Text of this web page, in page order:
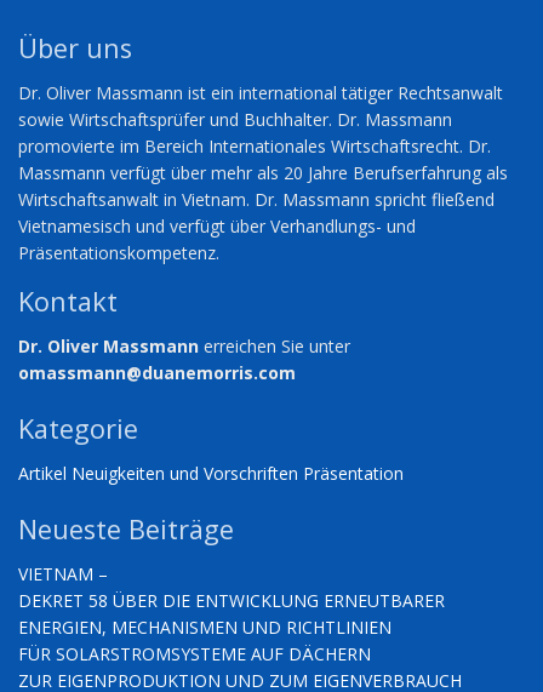
Über uns
Dr. Oliver Massmann ist ein international tätiger Rechtsanwalt
sowie Wirtschaftsprüfer und Buchhalter. Dr. Massmann
promovierte im Bereich Internationales Wirtschaftsrecht. Dr.
Massmann verfügt über mehr als 20 Jahre Berufserfahrung als
Wirtschaftsanwalt in Vietnam. Dr. Massmann spricht fließend
Vietnamesisch und verfügt über Verhandlungs- und
Präsentationskompetenz.
Kontakt
Dr. Oliver Massmann erreichen Sie unter
omassmann@duanemorris.com
Kategorie
Artikel Neuigkeiten und Vorschriften Präsentation
Neueste Beiträge
VIETNAM –
DEKRET 58 ÜBER DIE ENTWICKLUNG ERNEUTBARER
ENERGIEN, MECHANISMEN UND RICHTLINIEN
FÜR SOLARSTROMSYSTEME AUF DÄCHERN
ZUR EIGENPRODUKTION UND ZUM EIGENVERBRAUCH